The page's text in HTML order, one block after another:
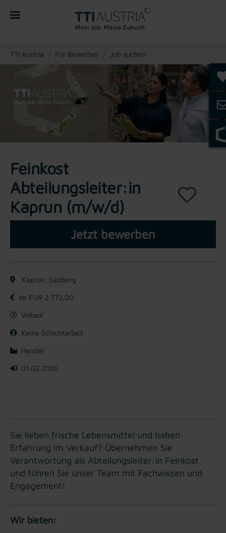
You are here:
TTI Austria Für Bewerber Job suchen
Feinkost
Abteilungsleiter:in
Kaprun (m/w/d)
Jetzt bewerben
Kaprun, Salzburg
ab EUR 2.772,00
Vollzeit
Keine Schichtarbeit
Handel
01.02.2026
Sie lieben frische Lebensmittel und haben
Erfahrung im Verkauf? Übernehmen Sie
Verantwortung als Abteilungsleiter:in Feinkost
und führen Sie unser Team mit Fachwissen und
Engagement!
Wir bieten: